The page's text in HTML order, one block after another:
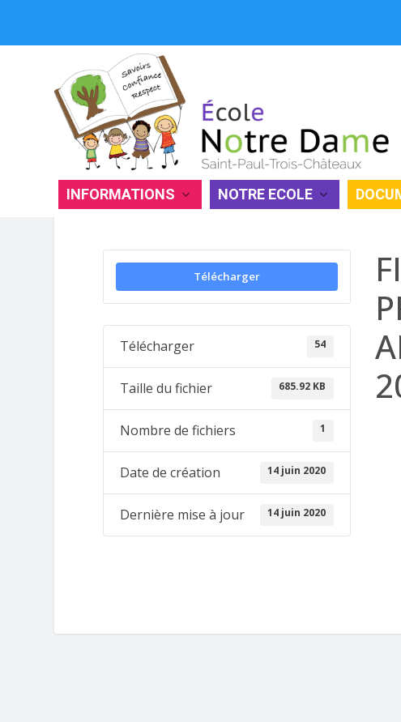
INFORMATIONS NOTRE ECOLE
FICHE DE PRÉINSCRIPTION ANNÉE
Télécharger
Télécharger 54
Taille du fichier 685.92 KB
Nombre de fichiers 1
Date de création 14 juin 2020
Dernière mise à jour 14 juin 2020